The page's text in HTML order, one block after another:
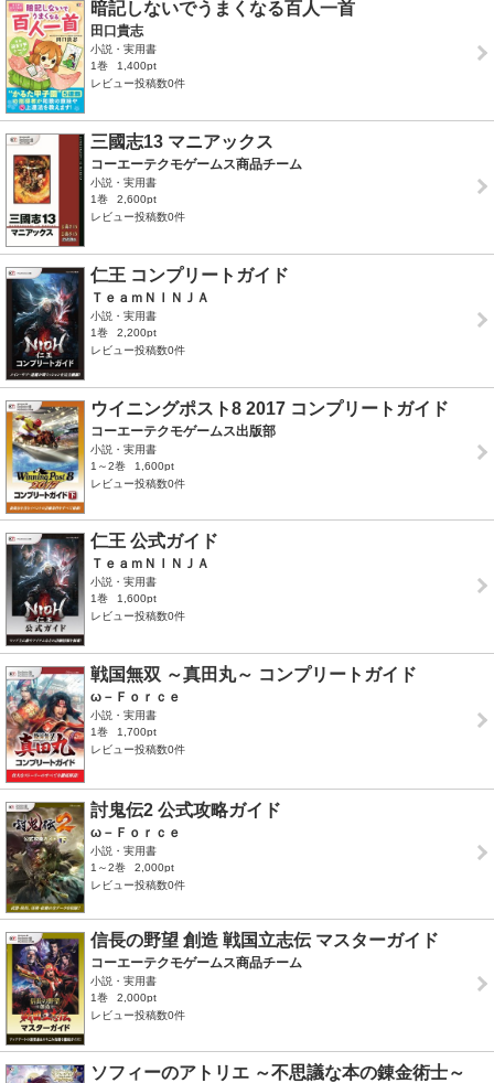
暗記しないでうまくなる百人一首
田口貴志
小説・実用書
1巻
1,400pt
レビュー投稿数0件
三國志13 マニアックス
コーエーテクモゲームス商品チーム
小説・実用書
1巻
2,600pt
レビュー投稿数0件
仁王 コンプリートガイド
ＴｅａｍＮＩＮＪＡ
小説・実用書
1巻
2,200pt
レビュー投稿数0件
ウイニングポスト8 2017 コンプリートガイド
コーエーテクモゲームス出版部
小説・実用書
1～2巻
1,600pt
レビュー投稿数0件
仁王 公式ガイド
ＴｅａｍＮＩＮＪＡ
小説・実用書
1巻
1,600pt
レビュー投稿数0件
戦国無双 ～真田丸～ コンプリートガイド
ω－Ｆｏｒｃｅ
小説・実用書
1巻
1,700pt
レビュー投稿数0件
討鬼伝2 公式攻略ガイド
ω－Ｆｏｒｃｅ
小説・実用書
1～2巻
2,000pt
レビュー投稿数0件
信長の野望 創造 戦国立志伝 マスターガイド
コーエーテクモゲームス商品チーム
小説・実用書
1巻
2,000pt
レビュー投稿数0件
ソフィーのアトリエ ～不思議な本の錬金術士～